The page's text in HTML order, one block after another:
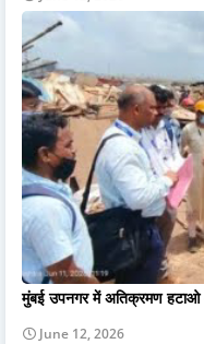
मुंबई उपनगर में अतिक्रमण
June 12, 2026